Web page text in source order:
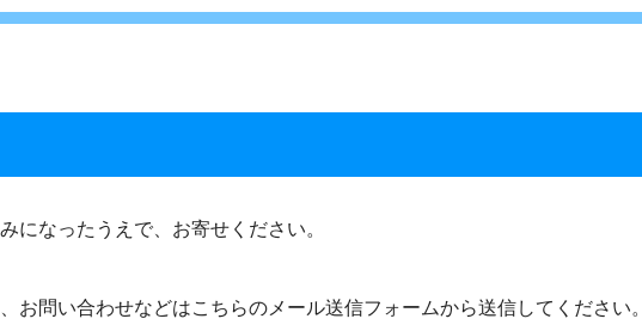
になったうえで、お寄せください。
お問い合わせなどはこちらのメール送信フォームから送信してください。